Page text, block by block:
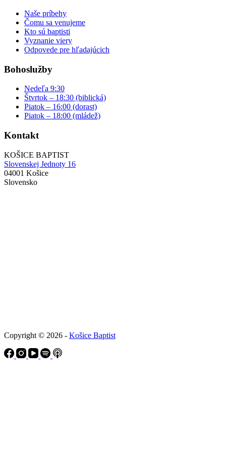
Naše príbehy
Čomu sa venujeme
Kto sú baptisti
Vyznanie viery
Odpovede pre hľadajúcich
Bohoslužby
Nedeľa 9:30
Štvrtok – 18:30 (biblická)
Piatok – 16:00 (dorast)
Piatok – 18:00 (mládež)
Kontakt
KOŠICE BAPTIST
Slovenskej Jednoty 16
04001 Košice
Slovensko
Copyright © 2026 - Košice Baptist